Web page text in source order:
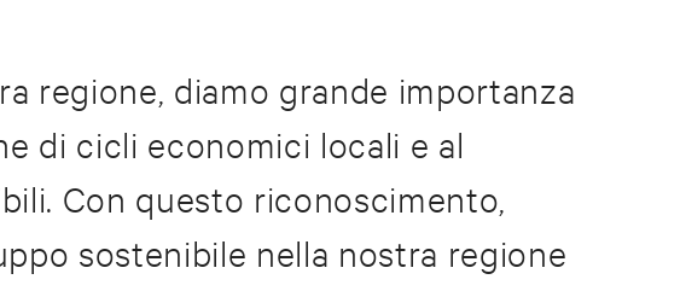
regione, diamo grande importanza
di cicli economici locali e al
Con questo riconoscimento,
sostenibile nella nostra regione